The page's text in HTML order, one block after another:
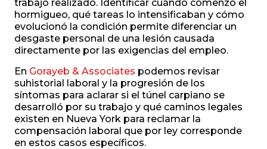
trabajo realizado. Identificar cuándo comenzó el
hormigueo, qué tareas lo intensificaban y cómo
evolucionó la condición permite diferenciar un
desgaste personal de una lesión causada
directamente por las exigencias del empleo.
En Gorayeb & Associates podemos revisar
suhistorial laboral y la progresión de los
síntomas para aclarar si el túnel carpiano se
desarrolló por su trabajo y qué caminos legales
existen en Nueva York para reclamar la
compensación laboral que por ley corresponde
en estos casos específicos.